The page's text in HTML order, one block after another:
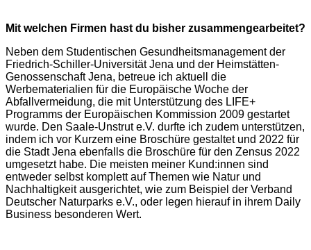
Mit welchen Firmen hast du bisher zusammengearbeitet?
Neben dem Studentischen Gesundheitsmanagement der
Friedrich-Schiller-Universität Jena und der Heimstätten-
Genossenschaft Jena, betreue ich aktuell die
Werbematerialien für die Europäische Woche der
Abfallvermeidung, die mit Unterstützung des LIFE+
Programms der Europäischen Kommission 2009 gestartet
wurde. Den Saale-Unstrut e.V. durfte ich zudem unterstützen,
indem ich vor Kurzem eine Broschüre gestaltet und 2022 für
die Stadt Jena ebenfalls die Broschüre für den Zensus 2022
umgesetzt habe. Die meisten meiner Kund:innen sind
entweder selbst komplett auf Themen wie Natur und
Nachhaltigkeit ausgerichtet, wie zum Beispiel der Verband
Deutscher Naturparks e.V., oder legen hierauf in ihrem Daily
Business besonderen Wert.